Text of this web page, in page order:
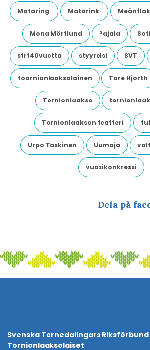
Mataringi Matarinki
Mona Mörtlund Pajala
strt40vuotta styyrelsi SVT
toornionlaaksolainen Tore Hjorth
Tornionlaakso
Tornionlaakson teatteri
Urpo Taskinen Uumaja
vuosikonkressi
Dela på
Svenska Tornedalingars Riksförbund
Tornionlaaksolaiset